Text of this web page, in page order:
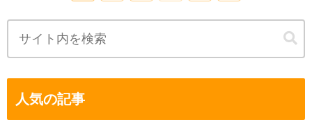
人気の記事